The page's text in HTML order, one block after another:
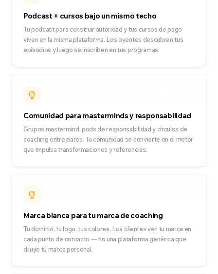
Podcast + cursos bajo un mismo techo
Tu podcast para construir autoridad y tus cursos de pago
viven en la misma plataforma. Los oyentes descubren tus
episodios y luego se inscriben en tus programas.
Comunidad para masterminds y responsabilidad
Grupos mastermind, pods de responsabilidad y círculos de
coaching entre pares. Tu comunidad se convierte en el motor
que impulsa transformaciones y referencias.
Marca blanca para tu marca de coaching
Tu dominio, tu logo, tus colores. Los clientes ven tu marca en
cada punto de contacto — no una plataforma genérica que
diluye tu marca personal.